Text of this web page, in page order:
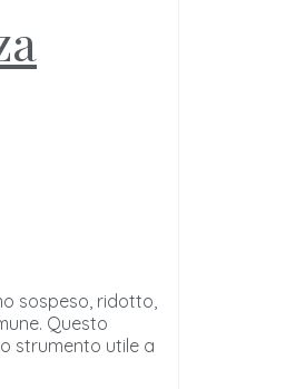
sospeso, ridotto,
Questo
strumento utile a